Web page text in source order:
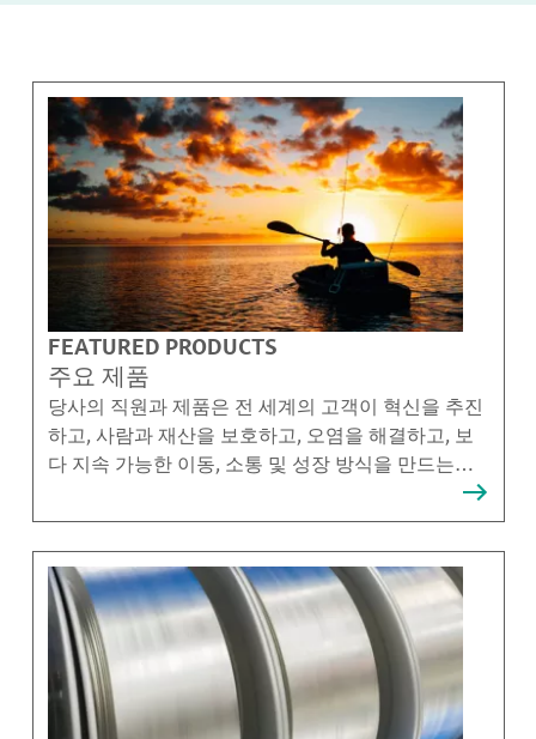
FEATURED PRODUCTS
주요 제품
당사의 직원과 제품은 전 세계의 고객이 혁신을 추진
하고, 사람과 재산을 보호하고, 오염을 해결하고, 보
다 지속 가능한 이동, 소통 및 성장 방식을 만드는데